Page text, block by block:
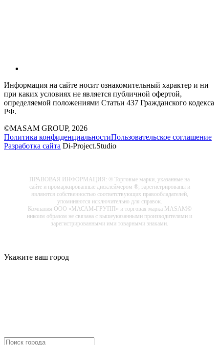
Информация на сайте носит ознакомительный характер и ни
при каких условиях не является публичной офертой,
определяемой положениями Статьи 437 Гражданского кодекса
РФ.
©MASAM GROUP, 2026
Политика конфиденциальностиПользовательское соглашение
Разработка сайта Di-Project.Studio
ПРАВОВАЯ ИНФОРМАЦИЯ: ® Торговые марки, указанные на
сайте и промаркированные дисклеймером ®, зарегистрированы и
являются собственностью соответствующих правообладателей,
упоминаются исключительно для справок.
Компания ООО «МАСАМ-ГРУПП» и торговая марка MASAM©
никоим образом не связана с вышеуказанными производителями и
зарегистрированными ими товарными знаками.
Укажите ваш город